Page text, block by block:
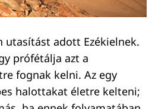
utasítást adott Ezékielnek.
prófétálja azt a
fognak kelni. Az egy
halottakat életre kelteni;